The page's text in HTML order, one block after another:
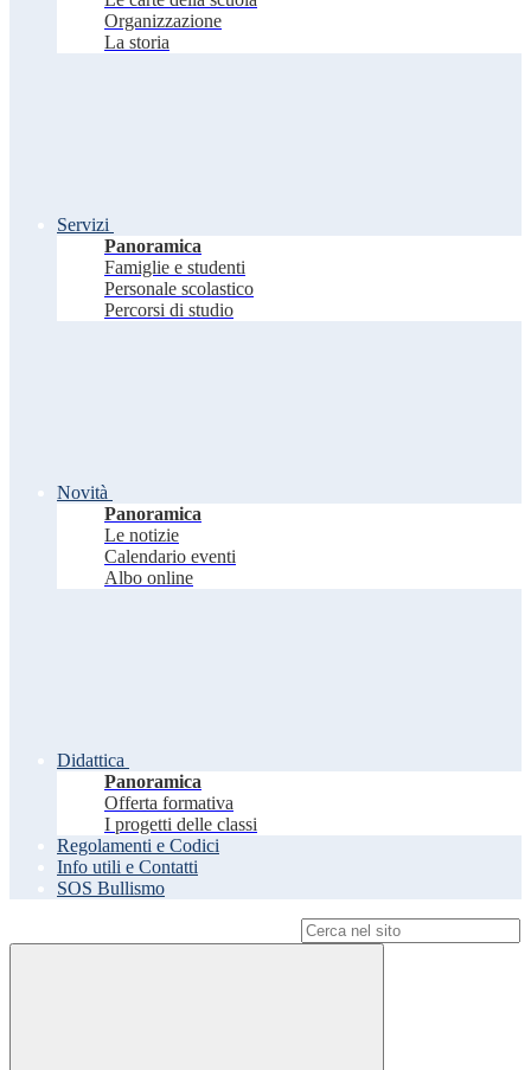
Organizzazione
La storia
Servizi
Panoramica
Famiglie e studenti
Personale scolastico
Percorsi di studio
Novità
Panoramica
Le notizie
Calendario eventi
Albo online
Didattica
Panoramica
Offerta formativa
I progetti delle classi
Regolamenti e Codici
Info utili e Contatti
SOS Bullismo